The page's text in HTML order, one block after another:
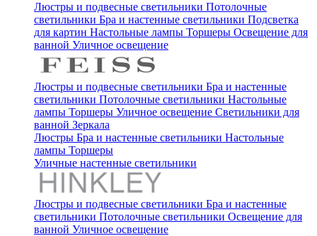
Люстры и подвесные светильники Потолочные
светильники Бра и настенные светильники Подсветка
для картин Настольные лампы Торшеры Освещение для
ванной Уличное освещение
Люстры и подвесные светильники Бра и настенные
светильники Потолочные светильники Настольные
лампы Торшеры Уличное освещение Светильники для
ванной Зеркала
Люстры Бра и настенные светильники Настольные
лампы Торшеры
Уличные настенные светильники
Люстры и подвесные светильники Бра и настенные
светильники Потолочные светильники Освещение для
ванной Уличное освещение